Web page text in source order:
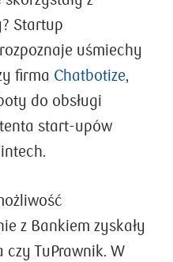
Startup
uśmiechy
firma Chatbotize,
do obsługi
start-upów
z Bankiem zyskały
TuPrawnik. W